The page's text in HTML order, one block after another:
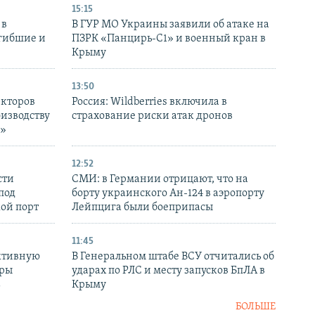
и
15:15
В ГУР МО Украины заявили об атаке на
ПЗРК «Панцирь-С1» и военный кран в
Крыму
13:50
Россия: Wildberries включила в
страхование риски атак дронов
порт
12:52
СМИ: в Германии отрицают, что на
борту украинского Ан-124 в аэропорту
Лейпцига были боеприпасы
11:45
В Генеральном штабе ВСУ отчитались об
ударах по РЛС и месту запусков БпЛА в
Крыму
БОЛЬШЕ